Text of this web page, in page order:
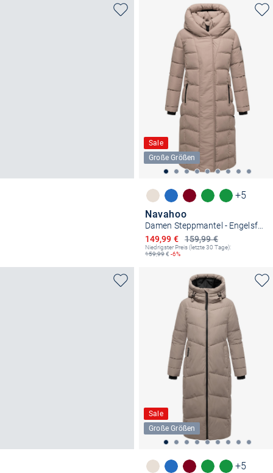
Sale
Große Größen
+5
Navahoo
Damen Steppmantel - Engelsfeder XIV
159,99 €
Ermäßigter Preis
149,99 €
Niedrigster Preis (letzte 30 Tage):
159,99€ -6%
Sale
Große Größen
+5